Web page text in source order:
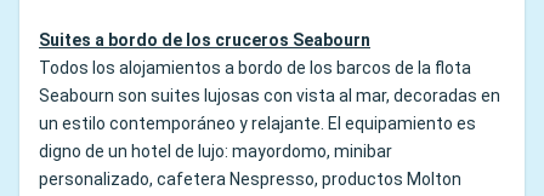
Suites a bordo de los cruceros Seabourn
Todos los alojamientos a bordo de los barcos de la flota
Seabourn son suites lujosas con vista al mar, decoradas en
un estilo contemporáneo y relajante. El equipamiento es
digno de un hotel de lujo: mayordomo, minibar
personalizado, cafetera Nespresso, productos Molton